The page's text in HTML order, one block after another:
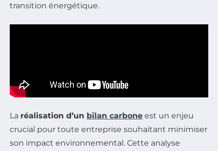
transition énergétique.
La réalisation d’un bilan carbone est un enjeu
crucial pour toute entreprise souhaitant minimiser
son impact environnemental. Cette analyse